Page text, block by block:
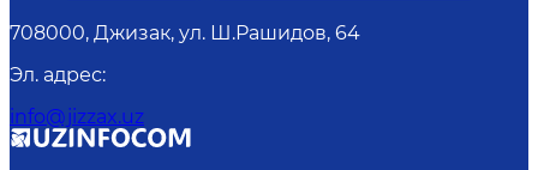
708000, Джизак, ул. Ш.Рашидов, 64
Эл. адрес:
info@jizzax.uz